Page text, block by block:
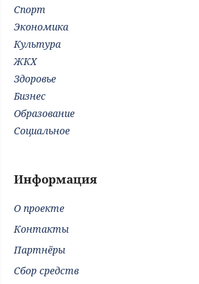
Спорт
Экономика
Культура
ЖКХ
Здоровье
Бизнес
Образование
Социальное
Информация
О проекте
Контакты
Партнёры
Сбор средств